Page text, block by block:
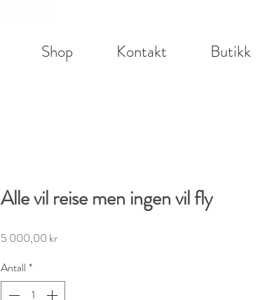
Shop Kontakt Butikk
Alle vil reise men ingen vil fly
5 000,00 krPris
Antall *